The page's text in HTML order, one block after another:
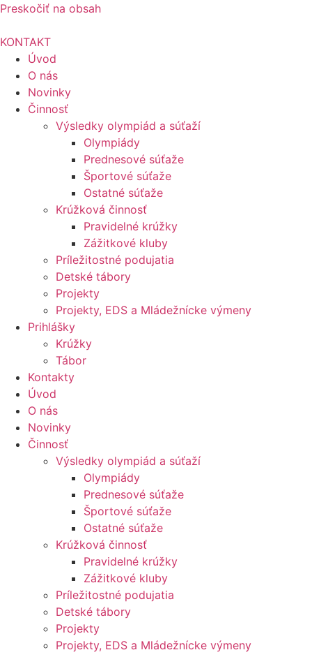
Preskočiť na obsah
KONTAKT
Úvod
O nás
Novinky
Činnosť
Výsledky olympiád a súťaží
Olympiády
Prednesové súťaže
Športové súťaže
Ostatné súťaže
Krúžková činnosť
Pravidelné krúžky
Zážitkové kluby
Príležitostné podujatia
Detské tábory
Projekty
Projekty, EDS a Mládežnícke výmeny
Prihlášky
Krúžky
Tábor
Kontakty
Úvod
O nás
Novinky
Činnosť
Výsledky olympiád a súťaží
Olympiády
Prednesové súťaže
Športové súťaže
Ostatné súťaže
Krúžková činnosť
Pravidelné krúžky
Zážitkové kluby
Príležitostné podujatia
Detské tábory
Projekty
Projekty, EDS a Mládežnícke výmeny